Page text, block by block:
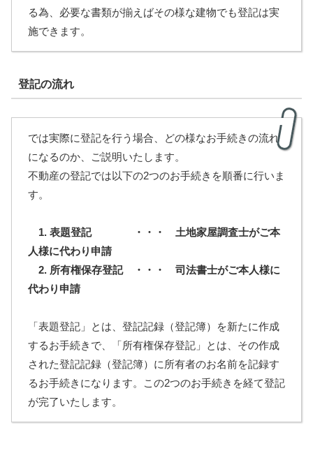
る為、必要な書類が揃えばその様な建物でも登記は実
施できます。
登記の流れ
では実際に登記を行う場合、どの様なお手続きの流れ
になるのか、ご説明いたします。
不動産の登記では以下の2つのお手続きを順番に行いま
す。
1. 表題登記 ・・・ 土地家屋調査士がご本
人様に代わり申請
2. 所有権保存登記 ・・・ 司法書士がご本人様に
代わり申請
「表題登記」とは、登記記録（登記簿）を新たに作成
するお手続きで、「所有権保存登記」とは、その作成
された登記記録（登記簿）に所有者のお名前を記録す
るお手続きになります。この2つのお手続きを経て登記
が完了いたします。